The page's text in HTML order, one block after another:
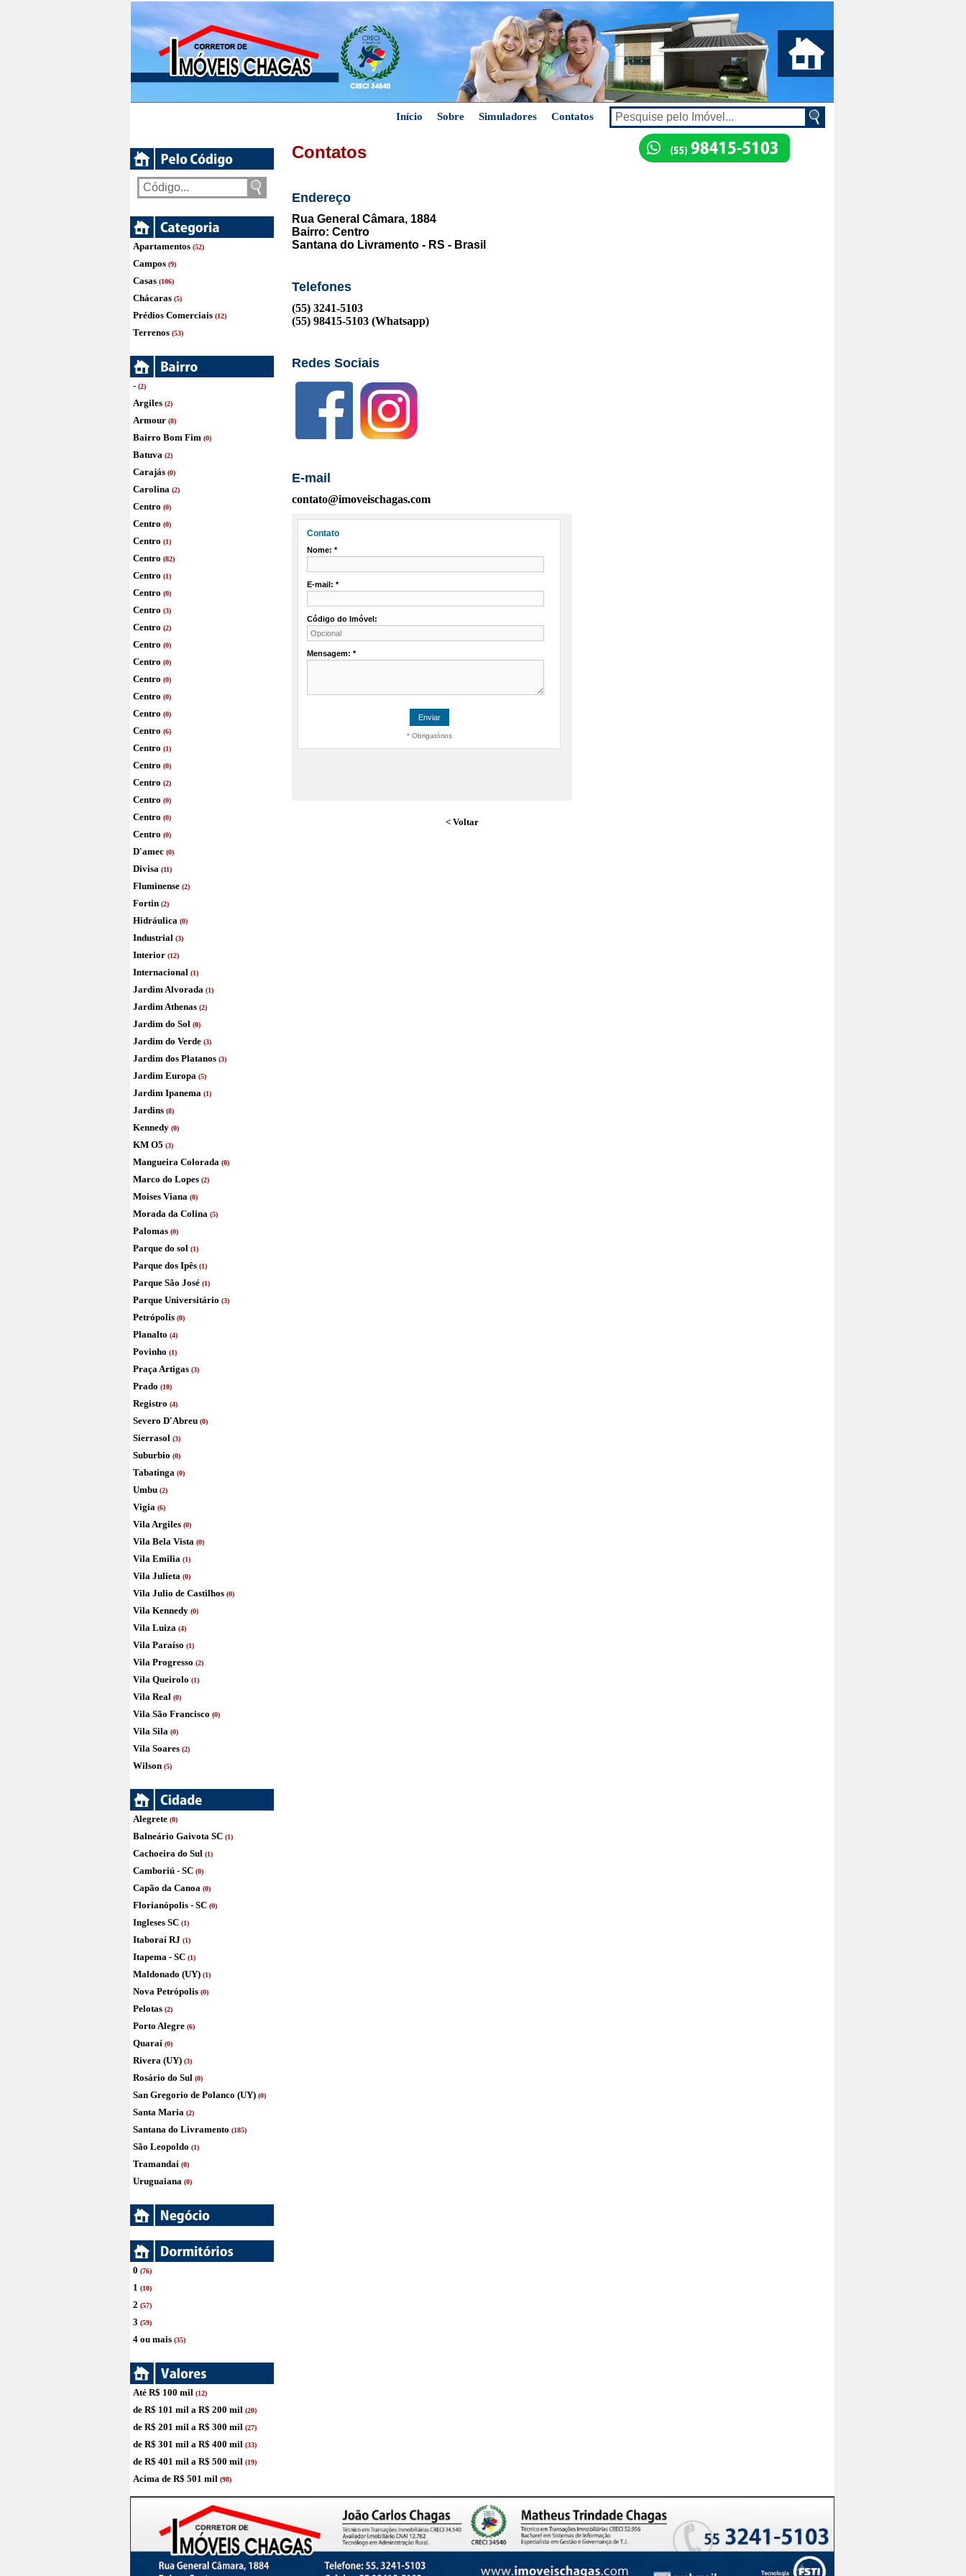
Início Sobre Simuladores Contatos
Apartamentos (52)
Campos (9)
Casas (106)
Chácaras (5)
Prédios Comerciais (12)
Terrenos (53)
- (2)
Argiles (2)
Armour (8)
Bairro Bom Fim (0)
Batuva (2)
Carajás (0)
Carolina (2)
Centro (0)
Centro (0)
Centro (1)
Centro (82)
Centro (1)
Centro (0)
Centro (3)
Centro (2)
Centro (0)
Centro (0)
Centro (0)
Centro (0)
Centro (0)
Centro (6)
Centro (1)
Centro (0)
Centro (2)
Centro (0)
Centro (0)
Centro (0)
D'amec (0)
Divisa (11)
Fluminense (2)
Fortin (2)
Hidráulica (0)
Industrial (3)
Interior (12)
Internacional (1)
Jardim Alvorada (1)
Jardim Athenas (2)
Jardim do Sol (0)
Jardim do Verde (3)
Jardim dos Platanos (3)
Jardim Europa (5)
Jardim Ipanema (1)
Jardins (8)
Kennedy (0)
KM O5 (3)
Mangueira Colorada (0)
Marco do Lopes (2)
Moises Viana (0)
Morada da Colina (5)
Palomas (0)
Parque do sol (1)
Parque dos Ipês (1)
Parque São José (1)
Parque Universitário (3)
Petrópolis (0)
Planalto (4)
Povinho (1)
Praça Artigas (3)
Prado (10)
Registro (4)
Severo D'Abreu (0)
Sierrasol (3)
Suburbio (0)
Tabatinga (0)
Umbu (2)
Vigia (6)
Vila Argiles (0)
Vila Bela Vista (0)
Vila Emilia (1)
Vila Julieta (0)
Vila Julio de Castilhos (0)
Vila Kennedy (0)
Vila Luiza (4)
Vila Paraíso (1)
Vila Progresso (2)
Vila Queirolo (1)
Vila Real (0)
Vila São Francisco (0)
Vila Sila (0)
Vila Soares (2)
Wilson (5)
Alegrete (0)
Balneário Gaivota SC (1)
Cachoeira do Sul (1)
Camboriú - SC (0)
Capão da Canoa (0)
Florianópolis - SC (0)
Ingleses SC (1)
Itaboraí RJ (1)
Itapema - SC (1)
Maldonado (UY) (1)
Nova Petrópolis (0)
Pelotas (2)
Porto Alegre (6)
Quaraí (0)
Rivera (UY) (3)
Rosário do Sul (0)
San Gregorio de Polanco (UY) (0)
Santa Maria (2)
Santana do Livramento (185)
São Leopoldo (1)
Tramandaí (0)
Uruguaiana (0)
0 (76)
1 (10)
2 (57)
3 (59)
4 ou mais (35)
Até R$ 100 mil (12)
de R$ 101 mil a R$ 200 mil (20)
de R$ 201 mil a R$ 300 mil (27)
de R$ 301 mil a R$ 400 mil (33)
de R$ 401 mil a R$ 500 mil (19)
Acima de R$ 501 mil (98)
Contatos
Endereço
Rua General Câmara, 1884
Bairro: Centro
Santana do Livramento - RS - Brasil
Telefones
(55) 3241-5103
(55) 98415-5103 (Whatsapp)
Redes Sociais
E-mail
contato@imoveischagas.com
< Voltar